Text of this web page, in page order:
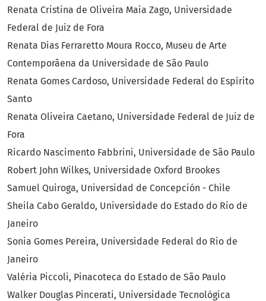
Renata Cristina de Oliveira Maia Zago, Universidade
Federal de Juiz de Fora
Renata Dias Ferraretto Moura Rocco, Museu de Arte
Contemporâena da Universidade de São Paulo
Renata Gomes Cardoso, Universidade Federal do Espírito
Santo
Renata Oliveira Caetano, Universidade Federal de Juiz de
Fora
Ricardo Nascimento Fabbrini, Universidade de São Paulo
Robert John Wilkes, Universidade Oxford Brookes
Samuel Quiroga, Universidad de Concepción - Chile
Sheila Cabo Geraldo, Universidade do Estado do Rio de
Janeiro
Sonia Gomes Pereira, Universidade Federal do Rio de
Janeiro
Valéria Piccoli, Pinacoteca do Estado de São Paulo
Walker Douglas Pincerati, Universidade Tecnológica